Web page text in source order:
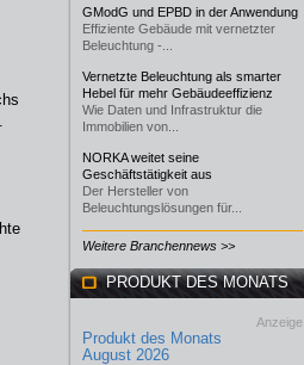
GModG und EPBD in der Anwendung
Effiziente Gebäude mit vernetzter
Beleuchtung -...
Vernetzte Beleuchtung als smarter
Hebel für mehr Gebäudeeffizienz
Wie Daten und Infrastruktur die
Immobilien von...
NORKA weitet seine
Geschäftstätigkeit aus
Der Hersteller von
Beleuchtungslösungen für...
Weitere Branchennews >>
PRODUKT DES MONATS
Anzeige
Produkt des Monats
August 2026